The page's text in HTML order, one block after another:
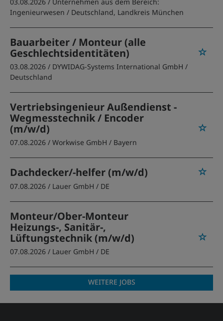
Ingenieurwesen / Deutschland, Landkreis München
Bauarbeiter / Monteur (alle
Geschlechtsidentitäten)
03.08.2026 / DYWIDAG-Systems International GmbH /
Deutschland
Vertriebsingenieur Außendienst -
Wegmesstechnik / Encoder
(m/w/d)
07.08.2026 / Workwise GmbH / Bayern
Dachdecker/-helfer (m/w/d)
07.08.2026 / Lauer GmbH / DE
Monteur/Ober-Monteur
Heizungs-, Sanitär-,
Lüftungstechnik (m/w/d)
07.08.2026 / Lauer GmbH / DE
WEITERE JOBS